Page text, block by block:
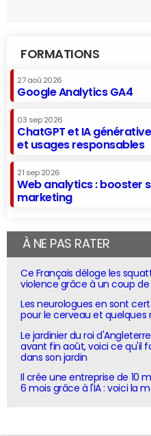
FORMATIONS
27 aoû 2026
Google Analytics GA4
03 sep 2026
ChatGPT et IA
et usages responsables
21 sep 2026
Web analytics : booster
marketing
À NE PAS RATER
Ce Français déloge les
violence grâce à un coup
Les neurologues en sont
pour le cerveau et quelques
Le jardinier du roi
avant fin août, voici ce qu'il
dans son jardin
Il crée une entreprise de 10
6 mois grâce à l'IA : voici la